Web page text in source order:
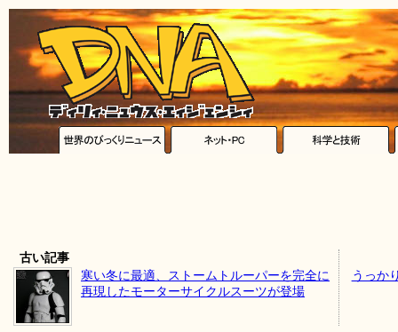
古い記事
寒い冬に最適、ストームトルーパーを完全に
再現したモーターサイクルスーツが登場
うっか